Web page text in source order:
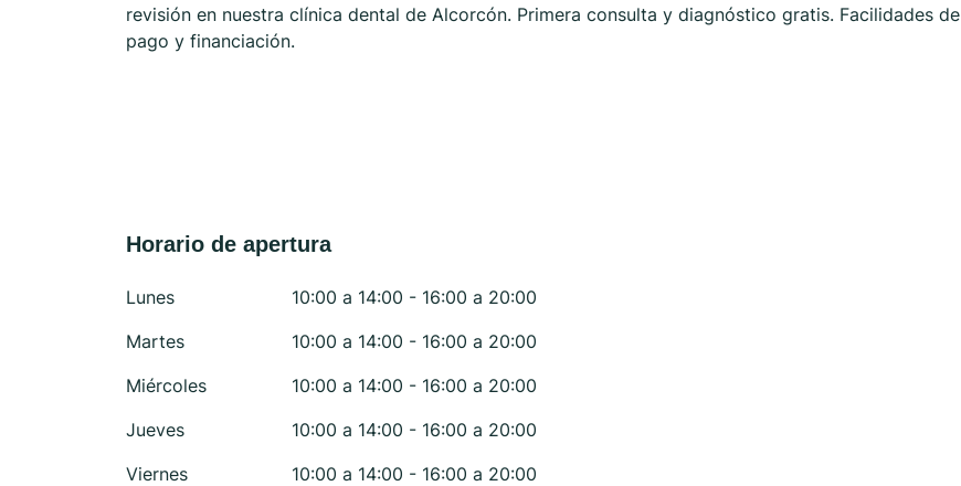
revisión en nuestra clínica dental de Alcorcón. Primera consulta y diagnóstico gratis. Facilidades de
pago y financiación.
Horario de apertura
Lunes
10:00 a 14:00 - 16:00 a 20:00
Martes
10:00 a 14:00 - 16:00 a 20:00
Miércoles
10:00 a 14:00 - 16:00 a 20:00
Jueves
10:00 a 14:00 - 16:00 a 20:00
Viernes
10:00 a 14:00 - 16:00 a 20:00